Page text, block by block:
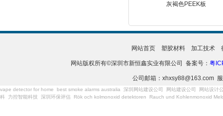
灰褐色PEEK板
网站首页 塑胶材料 加工技术
网站版权所有©深圳市新恒鑫实业有限公司 备案号： 粤
公司邮箱：xhxsy88@163.com
vape detector for home best smoke alarms australia 深圳网站建设公司 网站建设公司
网站设计
科
力控智能科技 深圳环保评估 Rök och kolmonoxid detektoren Rauch und Kohlenmonoxid